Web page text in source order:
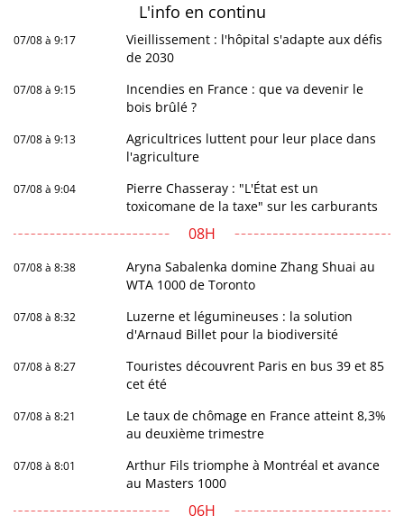
L'info en continu
07/08 à 9:17
Vieillissement : l'hôpital s'adapte aux défis
de 2030
07/08 à 9:15
Incendies en France : que va devenir le
bois brûlé ?
07/08 à 9:13
Agricultrices luttent pour leur place dans
l'agriculture
07/08 à 9:04
Pierre Chasseray : "L'État est un
toxicomane de la taxe" sur les carburants
08H
07/08 à 8:38
Aryna Sabalenka domine Zhang Shuai au
WTA 1000 de Toronto
07/08 à 8:32
Luzerne et légumineuses : la solution
d'Arnaud Billet pour la biodiversité
07/08 à 8:27
Touristes découvrent Paris en bus 39 et 85
cet été
07/08 à 8:21
Le taux de chômage en France atteint 8,3%
au deuxième trimestre
07/08 à 8:01
Arthur Fils triomphe à Montréal et avance
au Masters 1000
06H